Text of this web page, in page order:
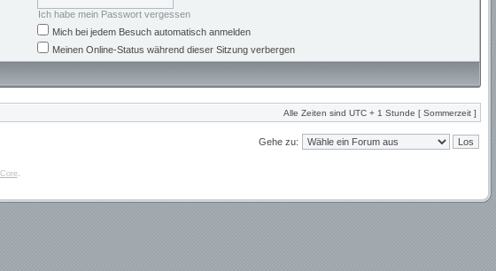
Ich habe mein Passwort vergessen
Mich bei jedem Besuch automatisch anmelden
Meinen Online-Status während dieser Sitzung verbergen
Alle Zeiten sind UTC + 1 Stunde [ Sommerzeit ]
Gehe zu:
.